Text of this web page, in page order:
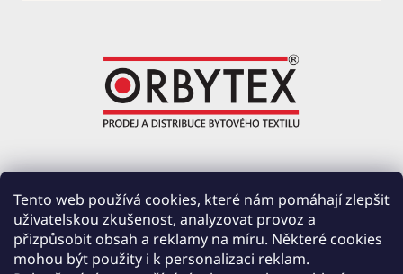
Tento web používá cookies, které nám pomáhají zlepšit
uživatelskou zkušenost, analyzovat provoz a
přizpůsobit obsah a reklamy na míru. Některé cookies
mohou být použity i k personalizaci reklam.
PRŮMYSLOVÁ 220, ČERVENÉ ZÁHOŘÍ
391 37 CHOTOVINY
IČ: 28138252